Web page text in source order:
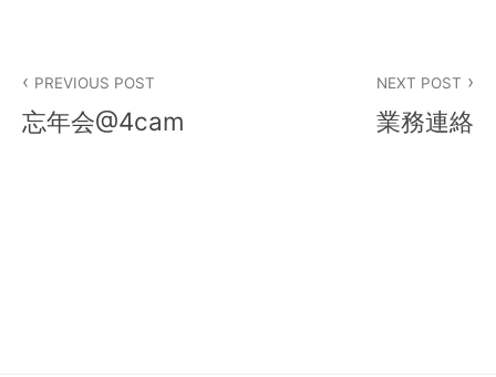
稿
PREVIOUS POST
忘年会@4cam
NEXT POST
業務連絡